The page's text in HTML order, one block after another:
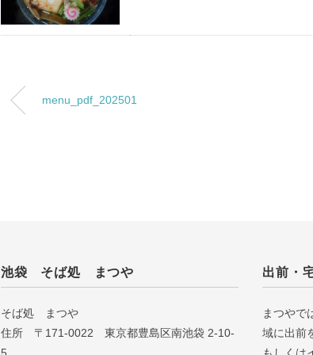
menu_pdf_202501
池袋 そば処 まつや
そば処 まつや
住所 〒171-0022 東京都豊島区南池袋 2-10-
出前・
まつやで
域に出前